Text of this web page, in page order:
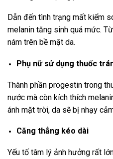
Dẫn đến tình trạng mất kiểm
melanin tăng sinh quá mức.
nám trên bề mặt da.
Phụ nữ sử dụng thuốc
Thành phần progestin trong
nước mà còn kích thích
ánh mặt trời, da sẽ bị nhạy
Căng thẳng kéo dài
Yếu tố tâm lý ảnh hưởng rất